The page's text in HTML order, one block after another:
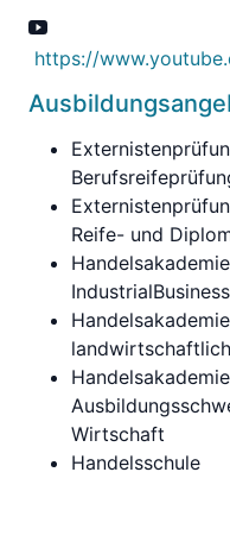
https://
Reife- und
Wirtschaft
Handelsschule